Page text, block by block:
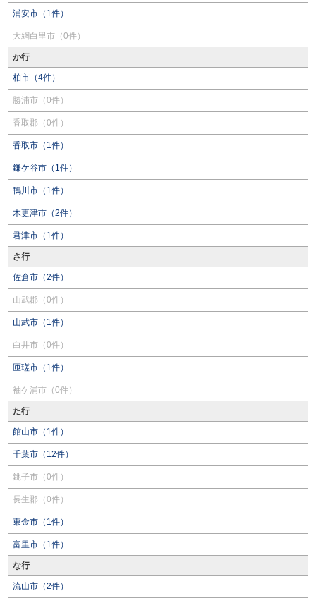
浦安市（1件）
大網白里市（0件）
か行
柏市（4件）
勝浦市（0件）
香取郡（0件）
香取市（1件）
鎌ケ谷市（1件）
鴨川市（1件）
木更津市（2件）
君津市（1件）
さ行
佐倉市（2件）
山武郡（0件）
山武市（1件）
白井市（0件）
匝瑳市（1件）
袖ケ浦市（0件）
た行
館山市（1件）
千葉市（12件）
銚子市（0件）
長生郡（0件）
東金市（1件）
富里市（1件）
な行
流山市（2件）